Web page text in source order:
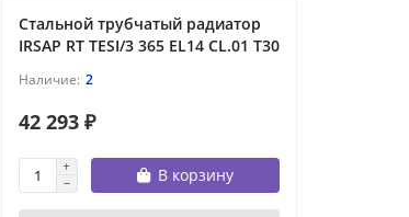
Стальной трубчатый радиатор
IRSAP RT TESI/3 365 EL14 CL.01 T30
2
42 293 ₽
В корзину